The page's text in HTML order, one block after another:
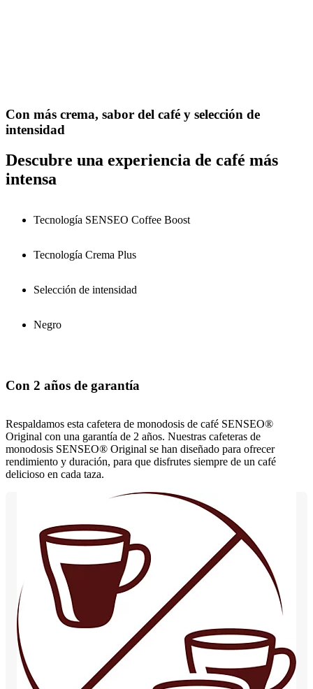
Con más crema, sabor del café y selección de
intensidad
Descubre una experiencia de café más
intensa
Tecnología SENSEO Coffee Boost
Tecnología Crema Plus
Selección de intensidad
Negro
Con 2 años de garantía
Respaldamos esta cafetera de monodosis de café SENSEO®
Original con una garantía de 2 años. Nuestras cafeteras de
monodosis SENSEO® Original se han diseñado para ofrecer
rendimiento y duración, para que disfrutes siempre de un café
delicioso en cada taza.